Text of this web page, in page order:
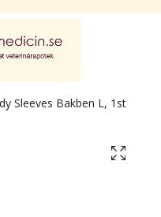
Sleeves Bakben L, 1st